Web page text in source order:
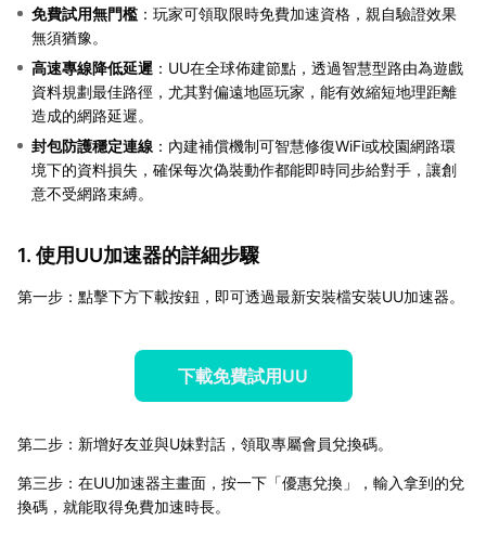
免費試用無門檻 ：玩家可領取限時免費加速資格，親自驗證效果
無須猶豫。
高速專線降低延遲 ：UU在全球佈建節點，透過智慧型路由為遊戲
資料規劃最佳路徑，尤其對偏遠地區玩家，能有效縮短地理距離
造成的網路延遲。
封包防護穩定連線 ：內建補償機制可智慧修復WiFi或校園網路環
境下的資料損失，確保每次偽裝動作都能即時同步給對手，讓創
意不受網路束縛。
1. 使用UU加速器的詳細步驟
第一步：點擊下方下載按鈕，即可透過最新安裝檔安裝UU加速器。
下載免費試用UU
第二步：新增好友並與U妹對話，領取專屬會員兌換碼。
第三步：在UU加速器主畫面，按一下「優惠兌換」，輸入拿到的兌
換碼，就能取得免費加速時長。